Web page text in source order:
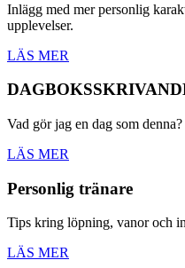
Inlägg med mer personlig
upplevelser.
LÄS MER
Vad gör jag en dag som
LÄS MER
Personlig tränare
Tips kring löpning, vanor och
LÄS MER